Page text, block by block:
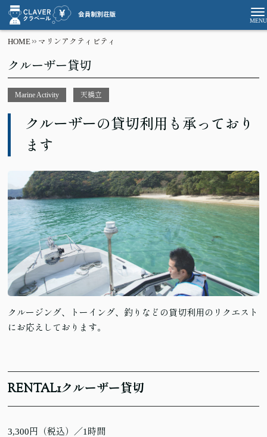
HOME マリンアクティビティ
クルーザー貸切
Marine Activity 天橋立
クルーザーの貸切利用も承っており
ます
クルージング、トーイング、釣りなどの貸切利用のリクエスト
にお応えしております。
RENTAL1クルーザー貸切
3,300円（税込）／1時間